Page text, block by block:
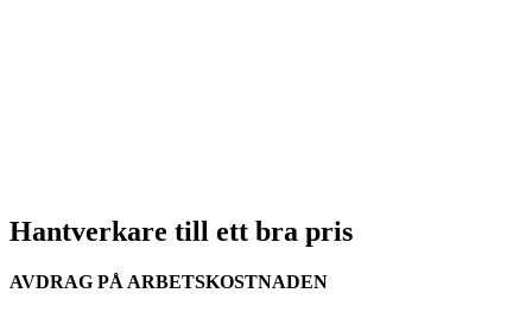
Hantverkare till ett bra pris
AVDRAG PÅ ARBETSKOSTNADEN